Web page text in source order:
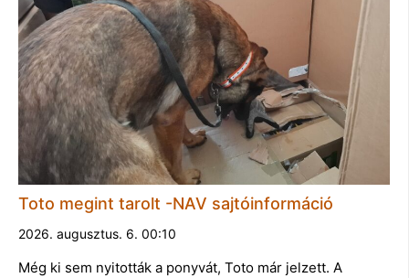
Toto megint tarolt -NAV sajtóinformáció
2026. augusztus. 6. 00:10
Még ki sem nyitották a ponyvát, Toto már jelzett. A